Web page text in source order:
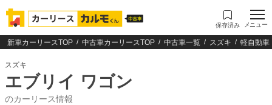
保存済み メニュー
新車カーリースTOP 中古車カーリースTOP 中古車一覧 スズキ 軽自動車
スズキ
エブリイ ワゴン
のカーリース情報